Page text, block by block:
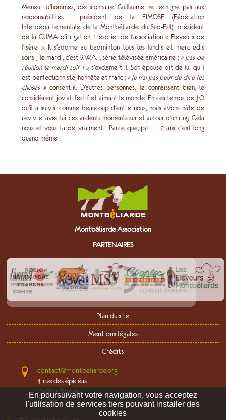
Meneur d’hommes, décisionnaire, Guillaume ne rechigne pas aux
responsabilités : président de la FIMOSE (Fédération
Interdépartementale de la Montbéliarde du Sud-Est), président
de la CUMA d’irrigation, trésorier de l’association « Eleveurs de
l’Isère ». Il s’adonne au badminton tous les lundis et mercredis
soirs ; le mardi, c’est S.W.A.T, série télévisée américaine ; « pas de
réunion le mardi soir ! », s’exclame-t-il. Son épouse dit de lui qu’il
est perfectionniste, honnête et franc ; « je n’ai pas peur de dire les
choses »consent-il. D’autres personnes, le connaissant bien, le
considèrent jovial, festif et aimant le monde. En ces temps de J.O
qu’il a suivis, comme beaucoup d’entre nous, nous avons hâte de
revivre, avec lui, ces ardents moments sur et autour d’un ring. Cela
nous et vous tarde, vraiment ! Parce que, pu….. , 2 ans, c’est long
quand même !
Montbéliarde Association
PARTENAIRES
Plan du site
Mentions légales
Crédits
contact@montbeliarde.org
4 rue des épicéas
25640 Roulans
France
En poursuivant votre navigation, vous acceptez
l'utilisation de services tiers pouvant installer des
cookies